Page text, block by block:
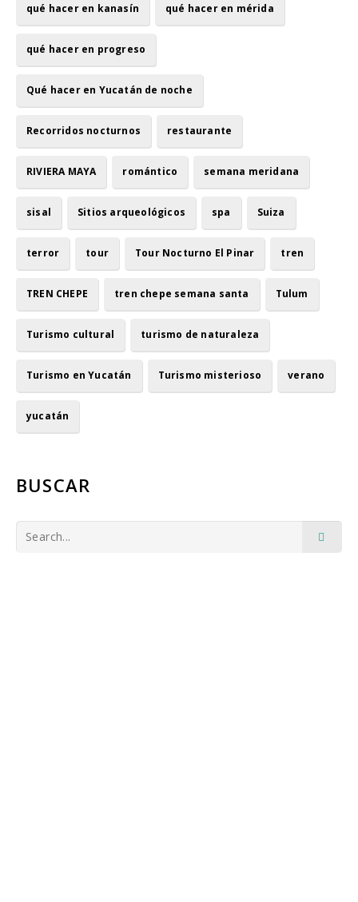
qué hacer en kanasín qué hacer en mérida
qué hacer en progreso
Qué hacer en Yucatán de noche
Recorridos nocturnos restaurante
RIVIERA MAYA romántico semana meridana
sisal Sitios arqueológicos spa Suiza
terror tour Tour Nocturno El Pinar tren
TREN CHEPE tren chepe semana santa Tulum
Turismo cultural turismo de naturaleza
Turismo en Yucatán Turismo misterioso verano
yucatán
BUSCAR